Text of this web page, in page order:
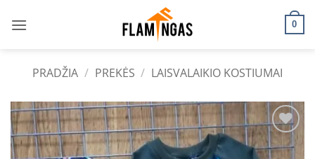
0
PRADŽIA / PREKĖS / LAISVALAIKIO KOSTIUMAI
Add to